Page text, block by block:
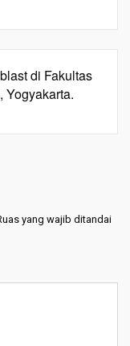
di Fakultas
Yogyakarta.
yang wajib ditandai